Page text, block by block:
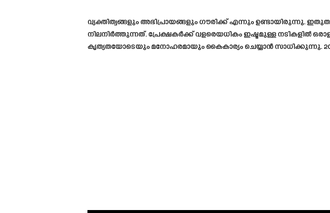
വ്യക്തിത്വങ്ങളും അഭിപ്രായങ്ങളും ഗൗരിക്ക് എന്നും ഉണ്ടായിരുന്നു.
നിലനിർത്തുന്നത്. പ്രേക്ഷകർക്ക് വളരെയധികം ഇഷ്ടമുള്ള നടികളിൽ
കൃത്യതയോടെയും മനോഹരമായും കൈകാര്യം ചെയ്യാൻ സാധിക്കുന്നു.